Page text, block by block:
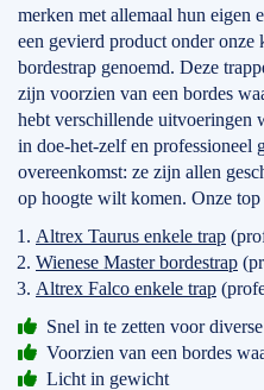
merken met allemaal hun eigen
een gevierd product onder
bordestrap genoemd. Deze
zijn voorzien van een bordes
hebt verschillende uitvoeringen
in doe-het-zelf en professioneel
overeenkomst: ze zijn allen
op hoogte wilt komen. Onze
Altrex Taurus enkele trap
Wienese Master bordestrap
Altrex Falco enkele trap
Snel in te zetten voor
Voorzien van een bordes
Licht in gewicht